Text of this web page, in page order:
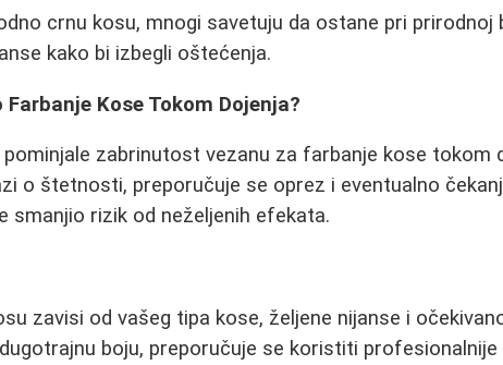
crnu kosu, mnogi savetuju da ostane pri prirodnoj
kako bi izbegli oštećenja.
Farbanje Kose Tokom Dojenja?
zabrinutost vezanu za farbanje kose tokom
o štetnosti, preporučuje se oprez i eventualno
smanjio rizik od neželjenih efekata.
zavisi od vašeg tipa kose, željene nijanse i
boju, preporučuje se koristiti